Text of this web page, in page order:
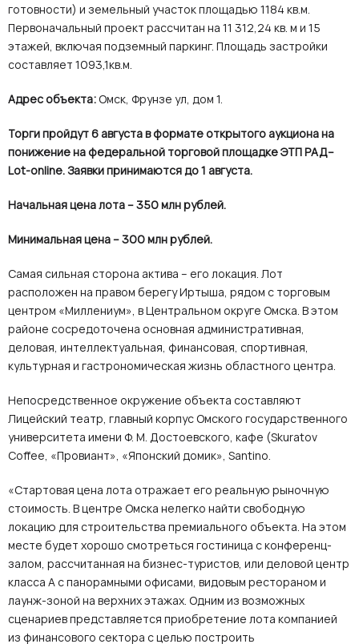
готовности) и земельный участок площадью 1184 кв.м.
Первоначальный проект рассчитан на 11 312,24 кв. м и 15
этажей, включая подземный паркинг. Площадь застройки
составляет 1093,1кв.м.
Адрес объекта:Омск, Фрунзе ул, дом 1.
Торги пройдут 6 августа в формате открытого аукциона на
понижение на федеральной торговой площадке ЭТП РАД–
Lot-online. Заявки принимаются до 1 августа.
Начальная цена лота – 350 млн рублей.
Минимальная цена – 300 млн рублей.
Самая сильная сторона актива – его локация. Лот
расположен на правом берегу Иртыша, рядом с торговым
центром «Миллениум», в Центральном округе Омска. В этом
районе сосредоточена основная административная,
деловая, интеллектуальная, финансовая, спортивная,
культурная и гастрономическая жизнь областного центра.
Непосредственное окружение объекта составляют
Лицейский театр, главный корпус Омского государственного
университета имени Ф. М. Достоевского, кафе (Skuratov
Coffee, «Провиант», «Японский домик», Santino.
«Стартовая цена лота отражает его реальную рыночную
стоимость. В центре Омска нелегко найти свободную
локацию для строительства премиального объекта. На этом
месте будет хорошо смотреться гостиница с конференц-
залом, рассчитанная на бизнес-туристов, или деловой центр
класса А с панорамными офисами, видовым рестораном и
лаунж-зоной на верхних этажах. Одним из возможных
сценариев представляется приобретение лота компанией
из финансового сектора с целью построить